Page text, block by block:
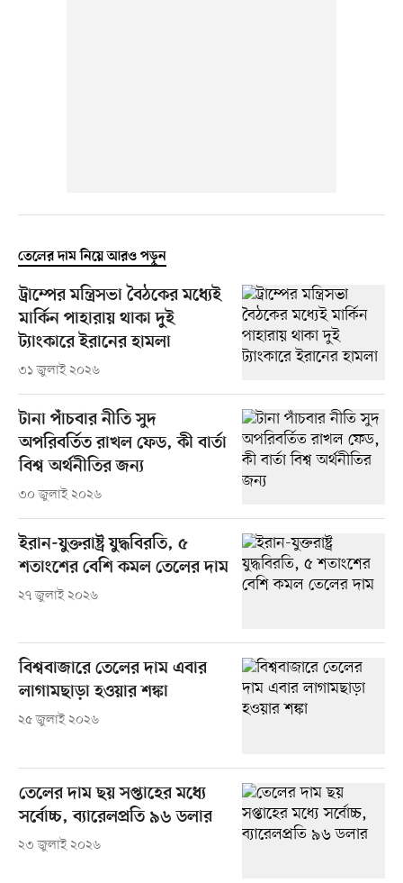
তেলের দাম নিয়ে আরও পড়ুন
ট্রাম্পের মন্ত্রিসভা বৈঠকের মধ্যেই
মার্কিন পাহারায় থাকা দুই
ট্যাংকারে ইরানের হামলা
৩১ জুলাই ২০২৬
টানা পাঁচবার নীতি সুদ
অপরিবর্তিত রাখল ফেড, কী বার্তা
বিশ্ব অর্থনীতির জন্য
৩০ জুলাই ২০২৬
ইরান-যুক্তরাষ্ট্র যুদ্ধবিরতি, ৫
শতাংশের বেশি কমল তেলের দাম
২৭ জুলাই ২০২৬
বিশ্ববাজারে তেলের দাম এবার
লাগামছাড়া হওয়ার শঙ্কা
২৫ জুলাই ২০২৬
তেলের দাম ছয় সপ্তাহের মধ্যে
সর্বোচ্চ, ব্যারেলপ্রতি ৯৬ ডলার
২৩ জুলাই ২০২৬